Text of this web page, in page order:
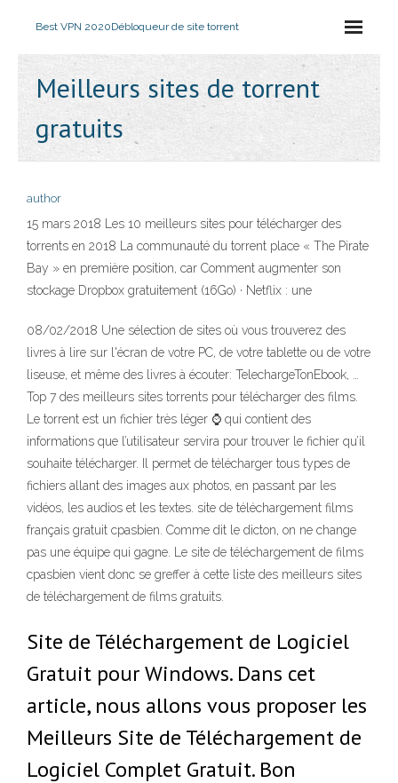
Best VPN 2020Débloqueur de site torrent
Meilleurs sites de torrent
gratuits
author
15 mars 2018 Les 10 meilleurs sites pour télécharger des
torrents en 2018 La communauté du torrent place « The Pirate
Bay » en première position, car Comment augmenter son
stockage Dropbox gratuitement (16Go) · Netflix : une
08/02/2018 Une sélection de sites où vous trouverez des
livres à lire sur l'écran de votre PC, de votre tablette ou de votre
liseuse, et même des livres à écouter: TelechargeTonEbook, …
Top 7 des meilleurs sites torrents pour télécharger des films.
Le torrent est un fichier très léger ⌚ qui contient des
informations que l’utilisateur servira pour trouver le fichier qu’il
souhaite télécharger. Il permet de télécharger tous types de
fichiers allant des images aux photos, en passant par les
vidéos, les audios et les textes. site de téléchargement films
français gratuit cpasbien. Comme dit le dicton, on ne change
pas une équipe qui gagne. Le site de téléchargement de films
cpasbien vient donc se greffer à cette liste des meilleurs sites
de téléchargement de films gratuits.
Site de Téléchargement de Logiciel
Gratuit pour Windows. Dans cet
article, nous allons vous proposer les
Meilleurs Site de Téléchargement de
Logiciel Complet Gratuit. Bon